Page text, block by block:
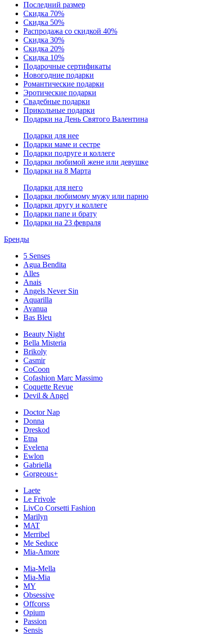
Последний размер
Скидка 70%
Скидка 50%
Распродажа со скидкой 40%
Скидка 30%
Скидка 20%
Скидка 10%
Подарочные сертификаты
Новогодние подарки
Романтические подарки
Эротические подарки
Свадебные подарки
Прикольные подарки
Подарки на День Святого Валентина
Подарки для нее
Подарки маме и сестре
Подарки подруге и коллеге
Подарки любимой жене или девушке
Подарки на 8 Марта
Подарки для него
Подарки любимому мужу или парню
Подарки другу и коллеге
Подарки папе и брату
Подарки на 23 февраля
Бренды
5 Senses
Agua Bendita
Alles
Anais
Angels Never Sin
Aquarilla
Avanua
Bas Bleu
Beauty Night
Bella Misteria
Brikoly
Casmir
CoCoon
Cofashion Marc Massimo
Coquette Revue
Devil & Angel
Doctor Nap
Donna
Dreskod
Etna
Evelena
Ewlon
Gabriella
Gorgeous+
Laete
Le Frivole
LivCo Corsetti Fashion
Marilyn
MAT
Merribel
Me Seduce
Mia-Amore
Mia-Mella
Mia-Mia
MY
Obsessive
Offcorss
Opium
Passion
Sensis